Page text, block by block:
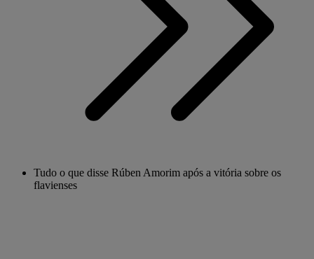
Tudo o que disse Rúben Amorim após a vitória sobre os
flavienses